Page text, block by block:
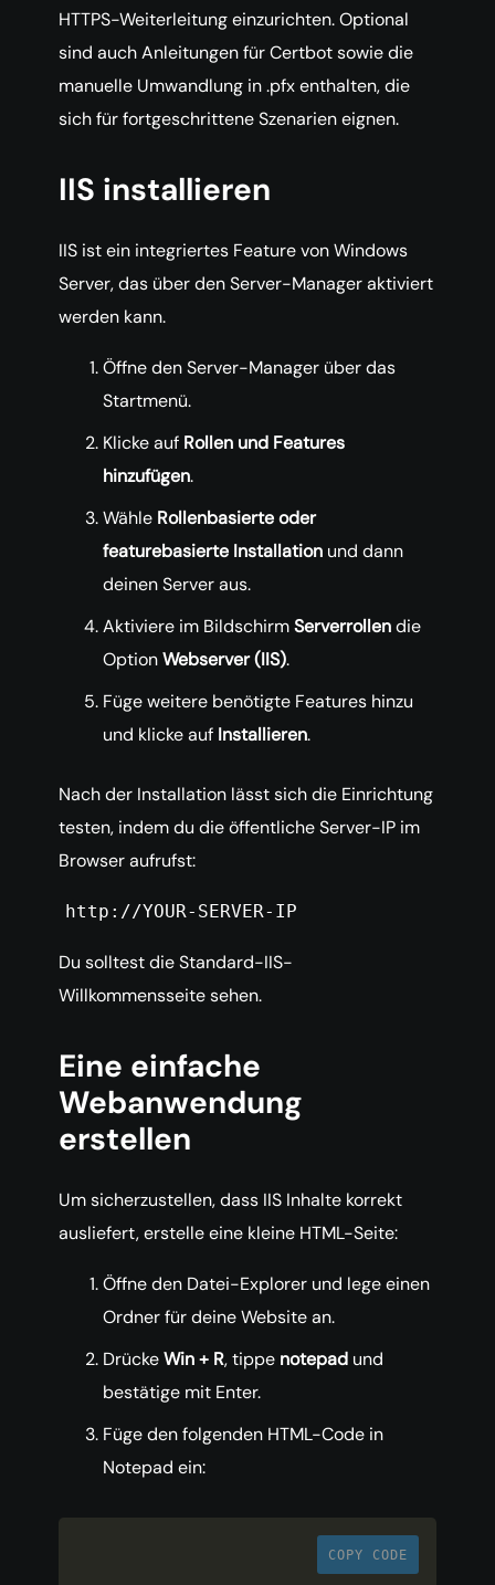
HTTPS-Weiterleitung einzurichten. Optional
sind auch Anleitungen für Certbot sowie die
manuelle Umwandlung in .pfx enthalten, die
sich für fortgeschrittene Szenarien eignen.
IIS installieren
IIS ist ein integriertes Feature von Windows
Server, das über den Server-Manager aktiviert
werden kann.
Öffne den Server-Manager über das
Startmenü.
Klicke auf Rollen und Features
hinzufügen.
Wähle Rollenbasierte oder
featurebasierte Installation und dann
deinen Server aus.
Aktiviere im BildschirmServerrollendie
OptionWebserver (IIS).
Füge weitere benötigte Features hinzu
und klicke auf Installieren.
Nach der Installation lässt sich die Einrichtung
testen, indem du die öffentliche Server-IP im
Browser aufrufst:
http://YOUR-SERVER-IP
Du solltest die Standard-IIS-
Willkommensseite sehen.
Eine einfache
Webanwendung
erstellen
Um sicherzustellen, dass IIS Inhalte korrekt
ausliefert, erstelle eine kleine HTML-Seite:
Öffne den Datei-Explorer und lege einen
Ordner für deine Website an.
DrückeWin + R, tippe notepad und
bestätige mit Enter.
Füge den folgenden HTML-Code in
Notepad ein:
COPY CODE